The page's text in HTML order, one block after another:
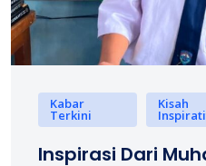
Kabar
Terkini
Kisah
Inspirasi Dari